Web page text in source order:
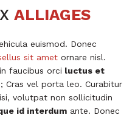
ALLIAGES
euismod. Donec
sit amet ornare nisl.
faucibus orci luctus et
Cras vel porta leo. Curabitur
volutpat non sollicitudin
id interdum ante. Donec